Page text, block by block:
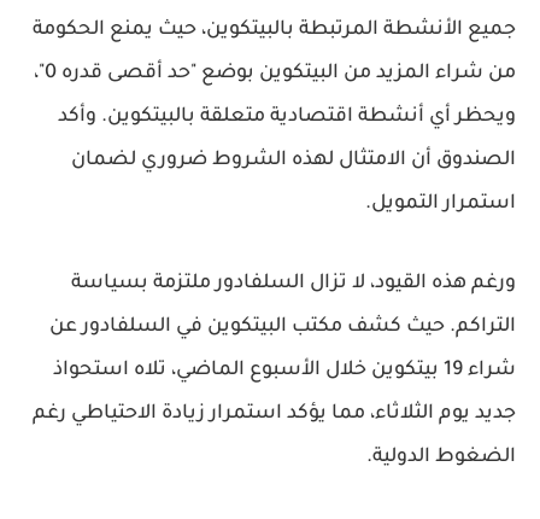
جميع الأنشطة المرتبطة بالبيتكوين، حيث يمنع الحكومة
من شراء المزيد من البيتكوين بوضع "حد أقصى قدره 0"
،
ويحظر أي أنشطة اقتصادية متعلقة بالبيتكوين. وأكد
الصندوق أن الامتثال لهذه الشروط ضروري لضمان
استمرار التمويل.
ورغم هذه القيود، لا تزال السلفادور ملتزمة بسياسة
التراكم. حيث كشف مكتب البيتكوين في السلفادورعن
شراء 19 بيتكوين خلال الأسبوع الماضي، تلاه استحواذ
جديد يوم الثلاثاء، مما يؤكد استمرار زيادة الاحتياطي رغم
الضغوط الدولية.